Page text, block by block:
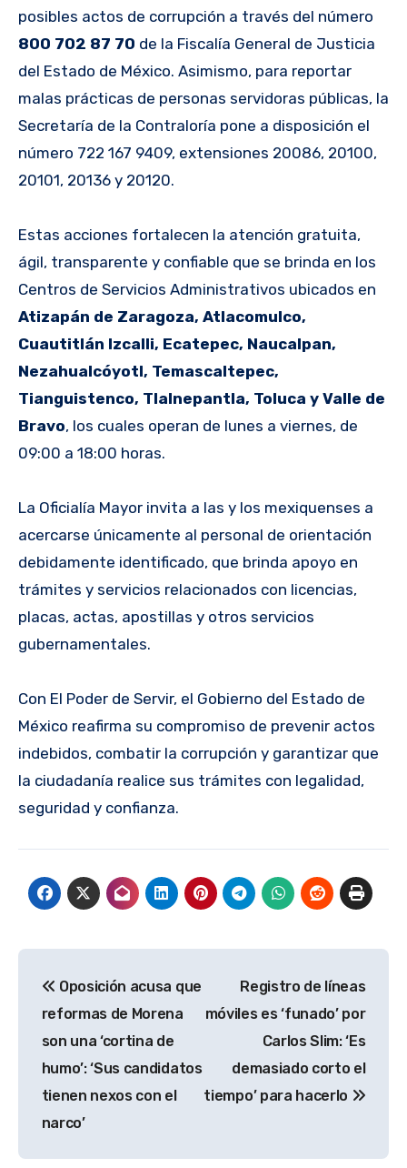
posibles actos de corrupción a través del número
800 702 87 70 de la Fiscalía General de Justicia
del Estado de México. Asimismo, para reportar
malas prácticas de personas servidoras públicas, la
Secretaría de la Contraloría pone a disposición el
número 722 167 9409, extensiones 20086, 20100,
20101, 20136 y 20120.
Estas acciones fortalecen la atención gratuita,
ágil, transparente y confiable que se brinda en los
Centros de Servicios Administrativos ubicados en
Atizapán de Zaragoza, Atlacomulco,
Cuautitlán Izcalli, Ecatepec, Naucalpan,
Nezahualcóyotl, Temascaltepec,
Tianguistenco, Tlalnepantla, Toluca y Valle de
Bravo, los cuales operan de lunes a viernes, de
09:00 a 18:00 horas.
La Oficialía Mayor invita a las y los mexiquenses a
acercarse únicamente al personal de orientación
debidamente identificado, que brinda apoyo en
trámites y servicios relacionados con licencias,
placas, actas, apostillas y otros servicios
gubernamentales.
Con El Poder de Servir, el Gobierno del Estado de
México reafirma su compromiso de prevenir actos
indebidos, combatir la corrupción y garantizar que
la ciudadanía realice sus trámites con legalidad,
seguridad y confianza.
de
entradas
Oposición acusa que
reformas de Morena
son una ‘cortina de
humo’: ‘Sus candidatos
tienen nexos con el
narco’
Registro de líneas
móviles es ‘funado’ por
Carlos Slim: ‘Es
demasiado corto el
tiempo’ para hacerlo